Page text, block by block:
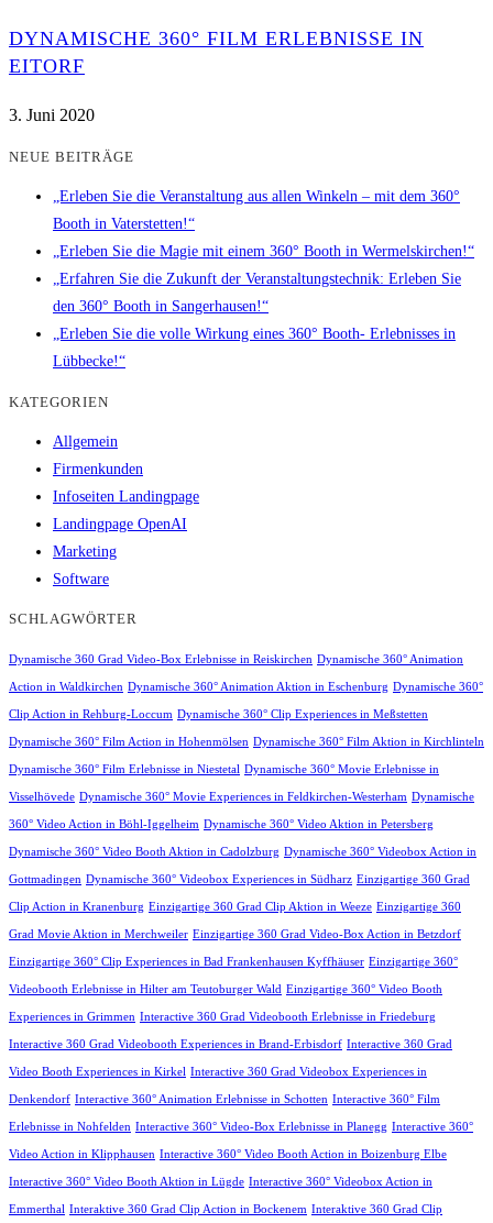
DYNAMISCHE 360° FILM ERLEBNISSE IN
EITORF
3. Juni 2020
NEUE BEITRÄGE
„Erleben Sie die Veranstaltung aus allen Winkeln – mit dem 360°
Booth in Vaterstetten!“
„Erleben Sie die Magie mit einem 360° Booth in Wermelskirchen!“
„Erfahren Sie die Zukunft der Veranstaltungstechnik: Erleben Sie
den 360° Booth in Sangerhausen!“
„Erleben Sie die volle Wirkung eines 360° Booth- Erlebnisses in
Lübbecke!“
KATEGORIEN
Allgemein
Firmenkunden
Infoseiten Landingpage
Landingpage OpenAI
Marketing
Software
SCHLAGWÖRTER
Dynamische 360 Grad Video-Box Erlebnisse in Reiskirchen Dynamische 360° Animation
Action in Waldkirchen Dynamische 360° Animation Aktion in Eschenburg Dynamische 360°
Clip Action in Rehburg-Loccum Dynamische 360° Clip Experiences in Meßstetten
Dynamische 360° Film Action in Hohenmölsen Dynamische 360° Film Aktion in Kirchlinteln
Dynamische 360° Film Erlebnisse in Niestetal Dynamische 360° Movie Erlebnisse in
Visselhövede Dynamische 360° Movie Experiences in Feldkirchen-Westerham Dynamische
360° Video Action in Böhl-Iggelheim Dynamische 360° Video Aktion in Petersberg
Dynamische 360° Video Booth Aktion in Cadolzburg Dynamische 360° Videobox Action in
Gottmadingen Dynamische 360° Videobox Experiences in Südharz Einzigartige 360 Grad
Clip Action in Kranenburg Einzigartige 360 Grad Clip Aktion in Weeze Einzigartige 360
Grad Movie Aktion in Merchweiler Einzigartige 360 Grad Video-Box Action in Betzdorf
Einzigartige 360° Clip Experiences in Bad Frankenhausen Kyffhäuser Einzigartige 360°
Videobooth Erlebnisse in Hilter am Teutoburger Wald Einzigartige 360° Video Booth
Experiences in Grimmen Interactive 360 Grad Videobooth Erlebnisse in Friedeburg
Interactive 360 Grad Videobooth Experiences in Brand-Erbisdorf Interactive 360 Grad
Video Booth Experiences in Kirkel Interactive 360 Grad Videobox Experiences in
Denkendorf Interactive 360° Animation Erlebnisse in Schotten Interactive 360° Film
Erlebnisse in Nohfelden Interactive 360° Video-Box Erlebnisse in Planegg Interactive 360°
Video Action in Klipphausen Interactive 360° Video Booth Action in Boizenburg Elbe
Interactive 360° Video Booth Aktion in Lügde Interactive 360° Videobox Action in
Emmerthal Interaktive 360 Grad Clip Action in Bockenem Interaktive 360 Grad Clip